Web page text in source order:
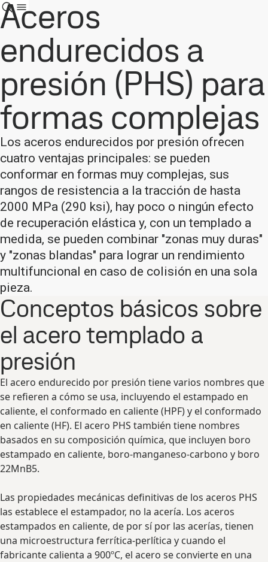
Aceros
endurecidos a
presión (PHS) para
formas complejas
Los aceros endurecidos por presión ofrecen
cuatro ventajas principales: se pueden
conformar en formas muy complejas, sus
rangos de resistencia a la tracción de hasta
2000 MPa (290 ksi), hay poco o ningún efecto
de recuperación elástica y, con un templado a
medida, se pueden combinar "zonas muy duras"
y "zonas blandas" para lograr un rendimiento
multifuncional en caso de colisión en una sola
pieza.
Conceptos básicos sobre
el acero templado a
presión
El acero endurecido por presión tiene varios nombres que
se refieren a cómo se usa, incluyendo el estampado en
caliente, el conformado en caliente (HPF) y el conformado
en caliente (HF). El acero PHS también tiene nombres
basados en su composición química, que incluyen boro
estampado en caliente, boro-manganeso-carbono y boro
22MnB5.
Las propiedades mecánicas definitivas de los aceros PHS
las establece el estampador, no la acería. Los aceros
estampados en caliente, de por sí por las acerías, tienen
una microestructura ferrítica-perlítica y cuando el
fabricante calienta a 900ºC, el acero se convierte en una